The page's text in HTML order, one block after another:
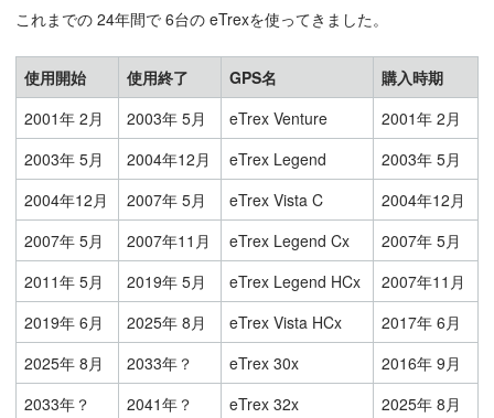
これまでの 24年間で 6台の eTrexを使ってきました。
使用開始 使用終了 GPS名
購入時期
2001年 2月
2003年 5月 eTrex Venture
2001年 2月
2003年 5月
2004年12月 eTrex Legend
2003年 5月
2004年12月
2007年 5月 eTrex Vista C
2004年12月
2007年 5月
2007年11月 eTrex Legend Cx
2007年 5月
2011年 5月
2019年 5月 eTrex Legend HCx
2007年11月
2019年 6月
2025年 8月 eTrex Vista HCx
2017年 6月
2025年 8月
2033年？ eTrex 30x
2016年 9月
2033年？
2041年？ eTrex 32x 2025年 8月